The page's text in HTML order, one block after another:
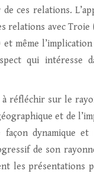
ces relations.
relations avec Troie
même
qui intéresse
réfléchir sur le
et de
dynamique et
de son
les présentations